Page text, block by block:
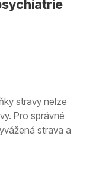
stravy nelze
Pro správné
strava a